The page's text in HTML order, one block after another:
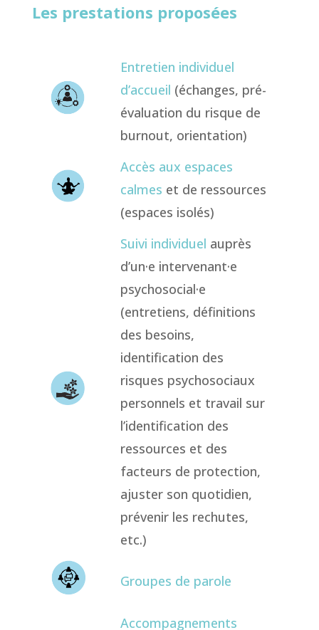
Les prestations proposées
Entretien individuel
d’accueil (échanges, pré-
évaluation du risque de
burnout, orientation)
Accès aux espaces
calmes et de ressources
(espaces isolés)
Suivi individuel auprès
d’un·e intervenant·e
psychosocial·e
(entretiens, définitions
des besoins,
identification des
risques psychosociaux
personnels et travail sur
l’identification des
ressources et des
facteurs de protection,
ajuster son quotidien,
prévenir les rechutes,
etc.)
Groupes de parole
Accompagnements